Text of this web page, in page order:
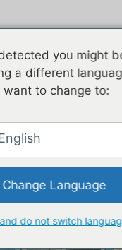
/ Приколица за
you might
a different
want to change to:
Change Language
do not switch